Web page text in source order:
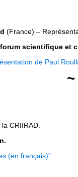
(France) –
scientifique et
de Paul
~
CRIIRAD.
(en français)”